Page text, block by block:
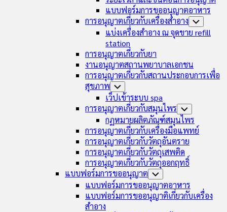
แบบฟอร์มการขออนุญาตอาหาร
การอนุญาตเกี่ยวกับเครื่องสำอาง Toggle
Child
Menu
แบ่งเครื่องสำอาง ณ จุดขาย refill
station
การอนุญาตเกี่ยวกับยา
งานอนุญาตสถานพยาบาลเอกชน
การอนุญาตเกี่ยวกับสถานประกอบการเพื่อ
สุขภาพ Toggle
Child
Menu
เว็ปเข้าระบบ spa
การอนุญาตเกี่ยวกับสมุนไพร Toggle
Child
Menu
กฏหมายผลิตภัณฑ์สมุนไพร
การอนุญาตเกี่ยวกับเครื่องมือแพทย์
การอนุญาตเกี่ยวกับวัตถุอันตราย
การอนุญาตเกี่ยวกับวัตถุเสพติด
การอนุญาตเกี่ยวกับวัตถุออกฤทธิ์
แบบฟอร์มการขออนุญาต Toggle
Child
Menu
แบบฟอร์มการขออนุญาตอาหาร
แบบฟอร์มการขออนุญาติเกี่ยวกับเครื่อง
สำอาง